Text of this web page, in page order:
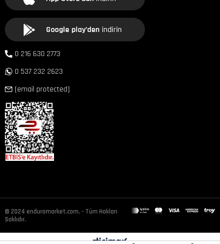
0 216 630 2773
0 537 232 2623
[email protected]
© 2024 enduromarket.com. - Tüm Hakları
Saklıdır.